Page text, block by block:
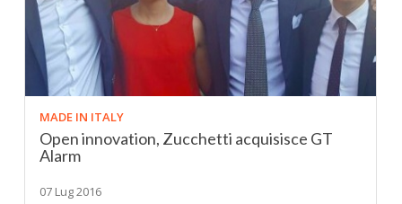
MADE IN ITALY
Open innovation, Zucchetti acquisisce GT
Alarm
07 Lug 2016